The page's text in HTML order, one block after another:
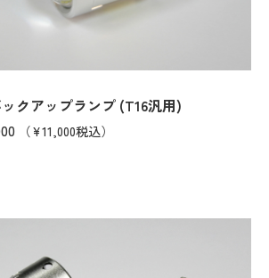
クアップランプ (T16汎用)
（¥11,000税込）